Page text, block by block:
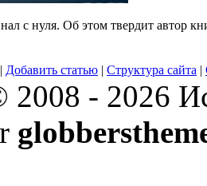
с нуля. Об этом твердит автор
| Добавить статью | Структура сайта |
- 2026